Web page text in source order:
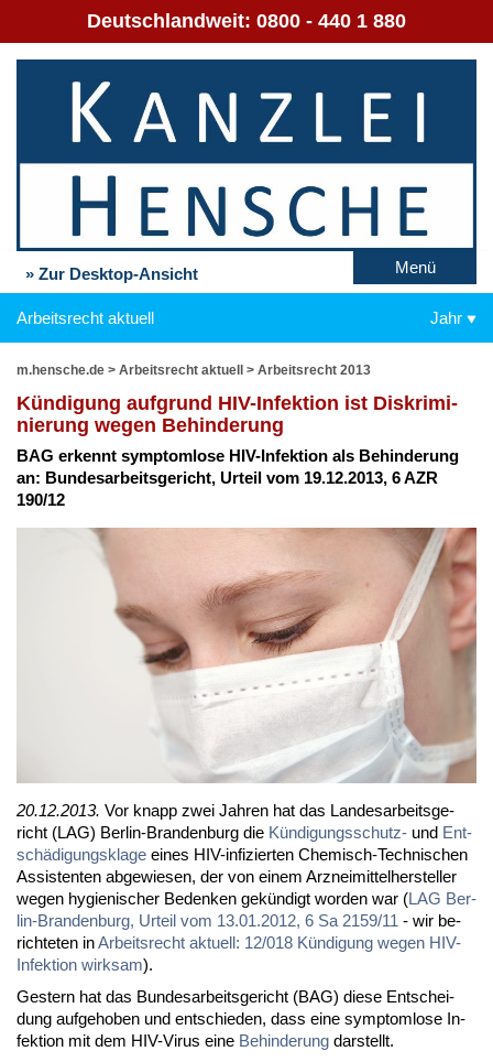
Deutschlandweit: 0800 - 440 1 880
» Zur Desktop-Ansicht Menü
Arbeitsrecht aktuell Jahr
m.hensche.de > Arbeitsrecht aktuell > Arbeitsrecht 2013
Kün­di­gung auf­grund HIV-In­fek­ti­on ist Dis­kri­mi­
nie­rung we­gen Be­hin­de­rung
BAG er­kennt sym­ptom­lo­se HIV-In­fek­ti­on als Be­hin­de­rung
an: Bun­des­ar­beits­ge­richt, Ur­teil vom 19.12.2013, 6 AZR
190/12
20.12.2013. Vor knapp zwei Jah­ren hat das Lan­des­ar­beits­ge­
richt (LAG) Ber­lin-Bran­den­burg die Kün­di­gungs­schutz- und Ent­
schä­di­gungs­kla­ge ei­nes HIV-in­fi­zier­ten Che­misch-Tech­ni­schen
As­sis­ten­ten ab­ge­wie­sen, der von ei­nem Arz­nei­mit­tel­her­stel­ler
we­gen hy­gie­ni­scher Be­den­ken ge­kün­digt wor­den war (LAG Ber­
lin-Bran­den­burg, Ur­teil vom 13.01.2012, 6 Sa 2159/11 - wir be­
rich­te­ten inAr­beits­recht ak­tu­ell: 12/018 Kün­di­gung we­gen HIV-
In­fek­ti­on wirk­sam).
Ges­tern hat das Bun­des­ar­beits­ge­richt (BAG) die­se Ent­schei­
dung auf­ge­ho­ben und ent­schie­den, dass ei­ne sym­ptom­lo­se In­
fek­ti­on mit dem HIV-Vi­rus ei­ne Be­hin­de­rung dar­stellt.